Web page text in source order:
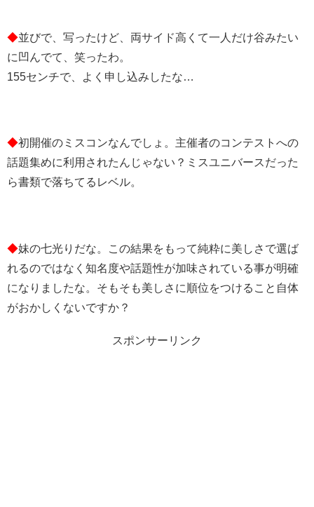
◆並びで、写ったけど、両サイド高くて一人だけ谷みたい
に凹んでて、笑ったわ。
155センチで、よく申し込みしたな…
◆初開催のミスコンなんでしょ。主催者のコンテストへの
話題集めに利用されたんじゃない？ミスユニバースだった
ら書類で落ちてるレベル。
◆妹の七光りだな。この結果をもって純粋に美しさで選ば
れるのではなく知名度や話題性が加味されている事が明確
になりましたな。そもそも美しさに順位をつけること自体
がおかしくないですか？
スポンサーリンク